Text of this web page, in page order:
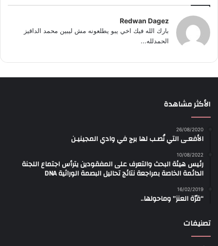
Redwan Dagez
بارك الله فيك اخي يبو يطلعونه مش ليبين محمد الداقيز
الحمدلله...
الأكثر مشاهدة
26/08/2020
الأفعـى التي نُصـب لها برج في وادي المجينيـن
10/08/2022
رئيس هيئة البحث والتعرف على المفقودين يترأس اجتماع اللجنة
الدائمة الخاصة بمراجعة نتائج تحاليل البصمة الوراثية DNA
16/02/2019
“قرّة العنز” وماحولها..
تصنيفات